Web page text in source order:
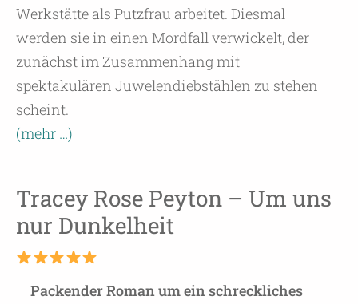
Werkstätte als Putzfrau arbeitet. Diesmal
werden sie in einen Mordfall verwickelt, der
zunächst im Zusammenhang mit
spektakulären Juwelendiebstählen zu stehen
scheint.
(mehr …)
Tracey Rose Peyton – Um uns
nur Dunkelheit
Packender Roman um ein schreckliches